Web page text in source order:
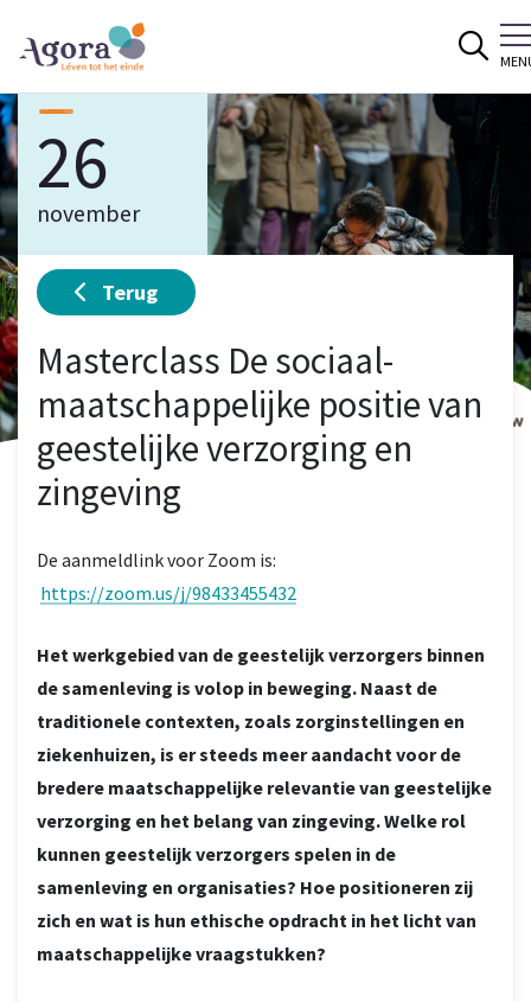
26
november
Terug
Masterclass De sociaal-
maatschappelijke positie van
geestelijke verzorging en
zingeving
De aanmeldlink voor Zoom is:
https://zoom.us/j/98433455432
Het werkgebied van de geestelijk verzorgers binnen
de samenleving is volop in beweging. Naast de
traditionele contexten, zoals zorginstellingen en
ziekenhuizen, is er steeds meer aandacht voor de
bredere maatschappelijke relevantie van geestelijke
verzorging en het belang van zingeving. Welke rol
kunnen geestelijk verzorgers spelen in de
samenleving en organisaties? Hoe positioneren zij
zich en wat is hun ethische opdracht in het licht van
maatschappelijke vraagstukken?